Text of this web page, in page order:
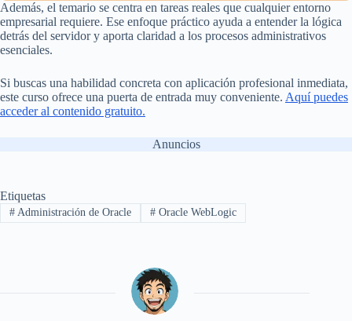
Además, el temario se centra en tareas reales que cualquier entorno
empresarial requiere. Ese enfoque práctico ayuda a entender la lógica
detrás del servidor y aporta claridad a los procesos administrativos
esenciales.
Si buscas una habilidad concreta con aplicación profesional inmediata,
este curso ofrece una puerta de entrada muy conveniente. Aquí puedes
acceder al contenido gratuito.
Anuncios
Etiquetas
#Administración de Oracle #Oracle WebLogic